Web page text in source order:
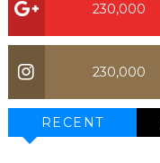
230,000
230,000
RECENT